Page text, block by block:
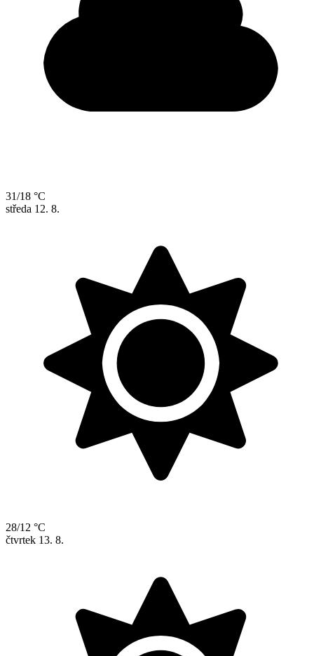
31/18 °C
středa 12. 8.
28/12 °C
čtvrtek 13. 8.